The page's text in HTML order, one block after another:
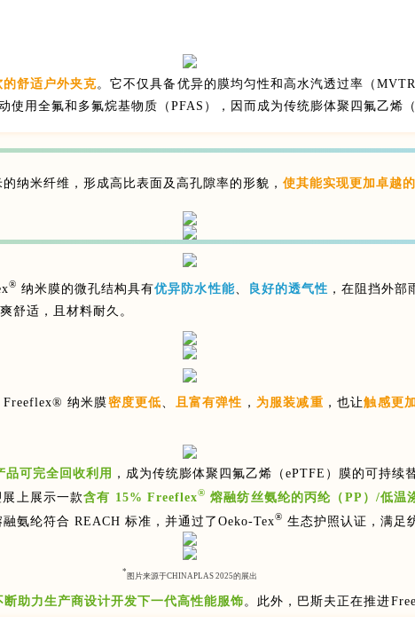
舒适户外夹克。它不仅具备优异的膜均匀性和高水汽透过率（
用全氟和多氟烷基物质（PFAS），因而成为传统膨体聚四氟乙烯
纳米纤维，形成高比表面及高孔隙率的形貌， 使其能实现更加卓越
® 纳米膜的微孔结构具有优异防水性能、 良好的透气性 ，在阻挡外
舒适，且材料耐久。
Freeflex® 纳米膜密度更低、 且富有弹性 ， 为服装减重 ，也让触感更
品可完全回收利用
，成为传统膨体聚四氟乙烯（ePTFE）膜的可持续
上展示一款含有 15% Freeflex® 熔融纺丝氨纶的丙纶（PP）/低温
融氨纶符合 REACH 标准，并通过了Oeko-Tex® 生态护照认证，满足
* 图片来源于CHINAPLAS 2025的展出
断助力生产商设计开发下一代高性能服饰。此外，巴斯夫正在推进